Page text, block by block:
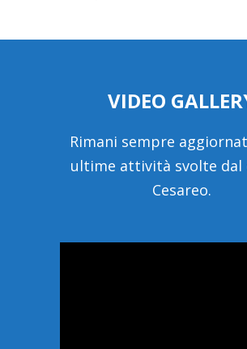
VIDEO
Rimani sempre
ultime attività svolte
Cesareo.